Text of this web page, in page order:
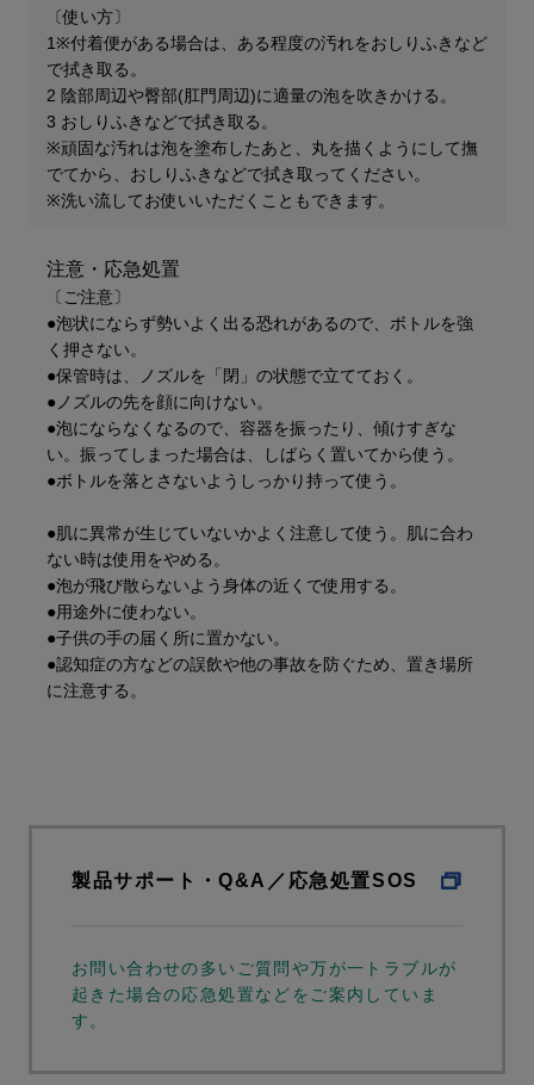
〔使い方〕
1※付着便がある場合は、ある程度の汚れをおしりふきなど
で拭き取る。
2 陰部周辺や臀部(肛門周辺)に適量の泡を吹きかける。
3 おしりふきなどで拭き取る。
※頑固な汚れは泡を塗布したあと、丸を描くようにして撫
でてから、おしりふきなどで拭き取ってください。
※洗い流してお使いいただくこともできます。
注意・応急処置
〔ご注意〕
●泡状にならず勢いよく出る恐れがあるので、ボトルを強
く押さない。
●保管時は、ノズルを「閉」の状態で立てておく。
●ノズルの先を顔に向けない。
●泡にならなくなるので、容器を振ったり、傾けすぎな
い。振ってしまった場合は、しばらく置いてから使う。
●ボトルを落とさないようしっかり持って使う。
●肌に異常が生じていないかよく注意して使う。肌に合わ
ない時は使用をやめる。
●泡が飛び散らないよう身体の近くで使用する。
●用途外に使わない。
●子供の手の届く所に置かない。
●認知症の方などの誤飲や他の事故を防ぐため、置き場所
に注意する。
製品サポート・Q&A／応急処置SOS
お問い合わせの多いご質問や万が一トラブルが
起きた場合の応急処置などをご案内していま
す。